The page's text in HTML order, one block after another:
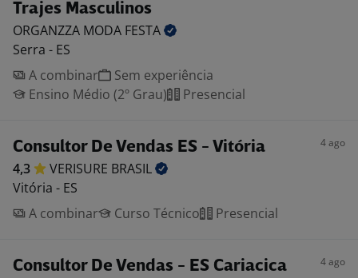
Trajes Masculinos
ORGANZZA MODA FESTA
Serra - ES
A combinar
Sem experiência
Ensino Médio (2º Grau)
Presencial
Consultor De Vendas ES - Vitória 4 ago
4,3 VERISURE BRASIL
Vitória - ES
A combinar
Curso Técnico Presencial
Consultor De Vendas - ES Cariacica 4 ago